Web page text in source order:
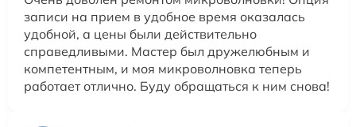
записи на прием в удобное время оказалась
удобной, а цены были действительно
справедливыми. Мастер был дружелюбным и
компетентным, и моя микроволновка теперь
работает отлично. Буду обращаться к ним снова!